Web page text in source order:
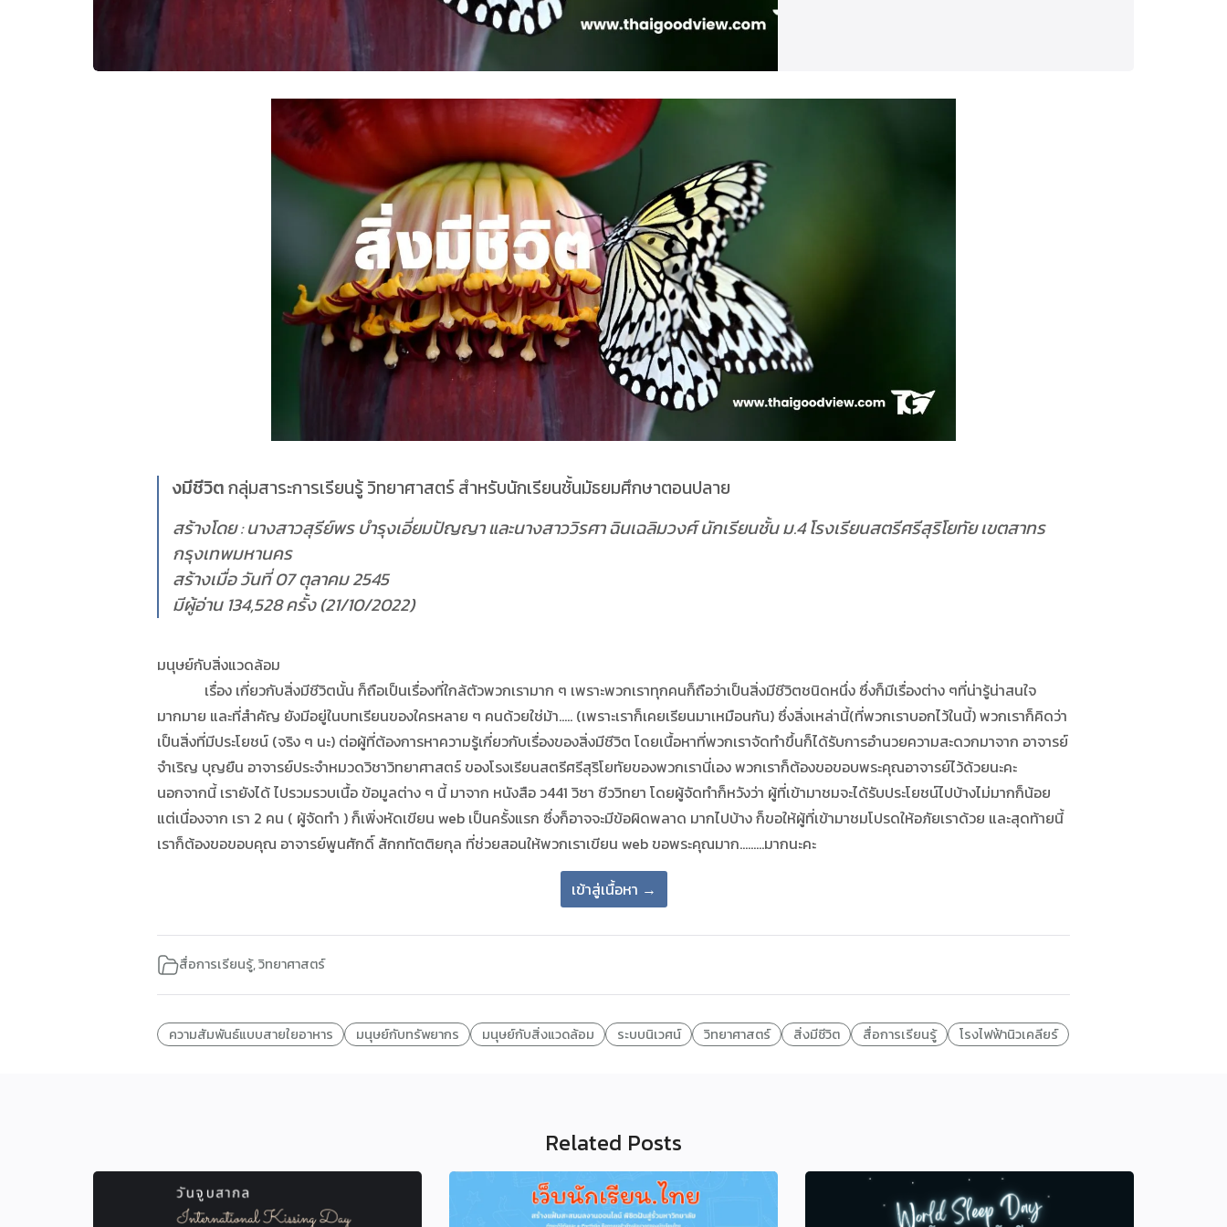
งมีชีวิตกลุ่มสาระการเรียนรู้ วิทยาศาสตร์ สำหรับนักเรียนชั้นมัธยมศึกษาตอนปลาย
สร้างโดย : นางสาวสุรีย์พร บำรุงเอี่ยมปัญญา และนางสาววิรศา ฉินเฉลิมวงศ์ นักเรียนชั้น ม.4 โรงเรียนสตรีศรีสุริโยทัย เขตสาทร
กรุงเทพมหานคร
สร้างเมื่อ วันที่ 07 ตุลาคม 2545
มีผู้อ่าน 134,528 ครั้ง (21/10/2022)
มนุษย์กับสิ่งแวดล้อม
เรื่อง เกี่ยวกับสิ่งมีชีวิตนั้น ก็ถือเป็นเรื่องที่ใกล้ตัวพวกเรามาก ๆ เพราะพวกเราทุกคนก็ถือว่าเป็นสิ่งมีชีวิตชนิดหนึ่ง ซึ่งก็มีเรื่องต่าง ๆที่น่ารู้น่าสนใจ
มากมาย และที่สำคัญ ยังมีอยู่ในบทเรียนของใครหลาย ๆ คนด้วยใช่ม้า….. (เพราะเราก็เคยเรียนมาเหมือนกัน) ซึ่งสิ่งเหล่านี้(ที่พวกเราบอกไว้ในนี้) พวกเราก็คิดว่า
เป็นสิ่งที่มีประโยชน์ (จริง ๆ นะ) ต่อผู้ที่ต้องการหาความรู้เกี่ยวกับเรื่องของสิ่งมีชีวิต โดยเนื้อหาที่พวกเราจัดทำขึ้นก็ได้รับการอำนวยความสะดวกมาจาก อาจารย์
จำเริญ บุญยืน อาจารย์ประจำหมวดวิชาวิทยาศาสตร์ ของโรงเรียนสตรีศรีสุริโยทัยของพวกเรานี่เอง พวกเราก็ต้องขอขอบพระคุณอาจารย์ไว้ด้วยนะคะ
นอกจากนี้ เรายังได้ ไปรวมรวบเนื้อ ข้อมูลต่าง ๆ นี้ มาจาก หนังสือ ว441 วิชา ชีววิทยา โดยผู้จัดทำก็หวังว่า ผู้ที่เข้ามาชมจะได้รับประโยชน์ไปบ้างไม่มากก็น้อย
แต่เนื่องจาก เรา 2 คน ( ผู้จัดทำ ) ก็เพิ่งหัดเขียน web เป็นครั้งแรก ซึ่งก็อาจจะมีข้อผิดพลาด มากไปบ้าง ก็ขอให้ผู้ที่เข้ามาชมโปรดให้อภัยเราด้วย และสุดท้ายนี้
เราก็ต้องขอขอบคุณ อาจารย์พูนศักดิ์ สักกทัตติยกุล ที่ช่วยสอนให้พวกเราเขียน web ขอพระคุณมาก………มากนะคะ
เข้าสู่เนื้อหา →
สื่อการเรียนรู้,วิทยาศาสตร์
ความสัมพันธ์แบบสายใยอาหาร มนุษย์กับทรัพยากร มนุษย์กับสิ่งแวดล้อม ระบบนิเวศน์ วิทยาศาสตร์ สิ่งมีชีวิต สื่อการเรียนรู้ โรงไฟฟ้านิวเคลียร์
Related Posts